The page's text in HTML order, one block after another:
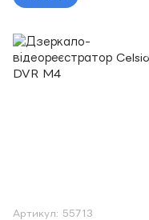
Артикул: 55713